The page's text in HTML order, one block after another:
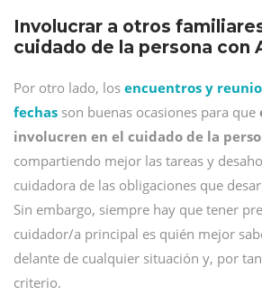
Involucrar a otros
cuidado de la persona con
Por otro lado, los encuentros y
fechas son buenas ocasiones para que
involucren en el cuidado de la
compartiendo mejor las tareas y
cuidadora de las obligaciones que
Sin embargo, siempre hay que tener
cuidador/a principal es quién mejor
delante de cualquier situación y, por
criterio.